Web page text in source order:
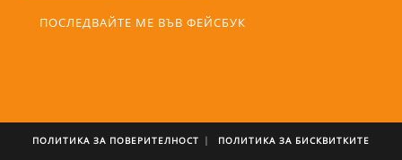
ПОСЛЕДВАЙТЕ МЕ ВЪВ ФЕЙСБУК
ПОЛИТИКА ЗА ПОВЕРИТЕЛНОСТ ПОЛИТИКА ЗА БИСКВИТКИТЕ